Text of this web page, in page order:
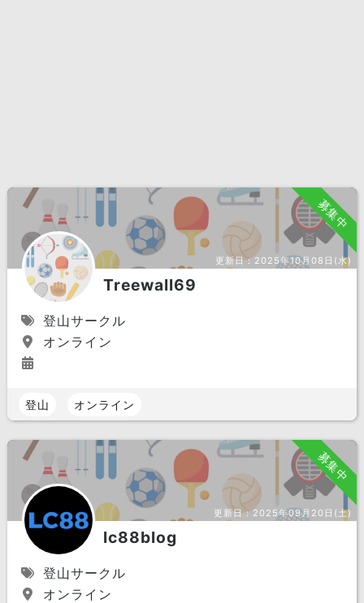
募集中
更新日： 2025年10月08日(水)
Treewall69
登山サークル
オンライン
登山 オンライン
募集中
更新日：2025年09月20日(土)
lc88blog
登山サークル
オンライン